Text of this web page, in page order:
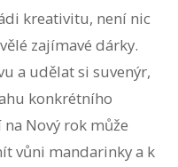
kreativitu, není nic
zajímavé dárky.
a udělat si suvenýr,
konkrétního
Nový rok může
vůni mandarinky a k